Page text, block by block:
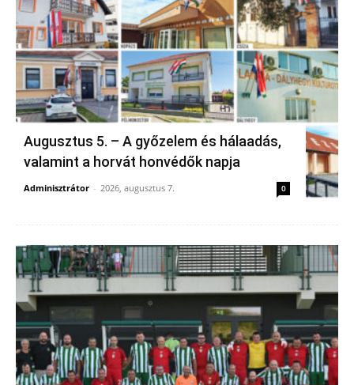
Augusztus 5. – A győzelem és hálaadás,
valamint a horvát honvédők napja
Adminisztrátor - 2026, augusztus 7. 0